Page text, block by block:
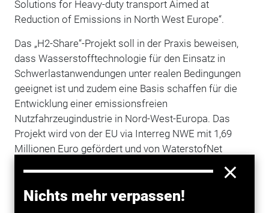
Nichts mehr verpassen!
Solutions for Heavy-duty transport Aimed at
Reduction of Emissions in North West Europe“.
Das „H2-Share“-Projekt soll in der Praxis beweisen,
dass Wasserstofftechnologie für den Einsatz in
Schwerlastanwendungen unter realen Bedingungen
geeignet ist und zudem eine Basis schaffen für die
Entwicklung einer emissionsfreien
Nutzfahrzeugindustrie in Nord-West-Europa. Das
Projekt wird von der EU via Interreg NWE mit 1,69
Millionen Euro gefördert und von WaterstofNet
koordiniert. WaterstofNet richtet sich seit über einem
Wasserstofftechnik in Europa und war verantwortlich